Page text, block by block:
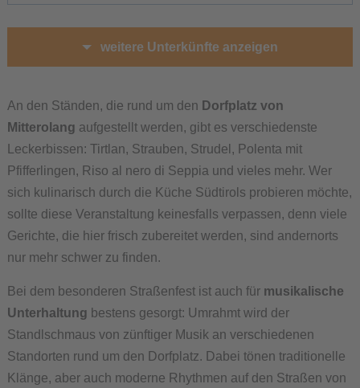
weitere Unterkünfte anzeigen
An den Ständen, die rund um den Dorfplatz von
Mitterolang aufgestellt werden, gibt es verschiedenste
Leckerbissen: Tirtlan, Strauben, Strudel, Polenta mit
Pfifferlingen, Riso al nero di Seppia und vieles mehr. Wer
sich kulinarisch durch die Küche Südtirols probieren möchte,
sollte diese Veranstaltung keinesfalls verpassen, denn viele
Gerichte, die hier frisch zubereitet werden, sind andernorts
nur mehr schwer zu finden.
Bei dem besonderen Straßenfest ist auch für musikalische
Unterhaltung bestens gesorgt: Umrahmt wird der
Standlschmaus von zünftiger Musik an verschiedenen
Standorten rund um den Dorfplatz. Dabei tönen traditionelle
Klänge, aber auch moderne Rhythmen auf den Straßen von